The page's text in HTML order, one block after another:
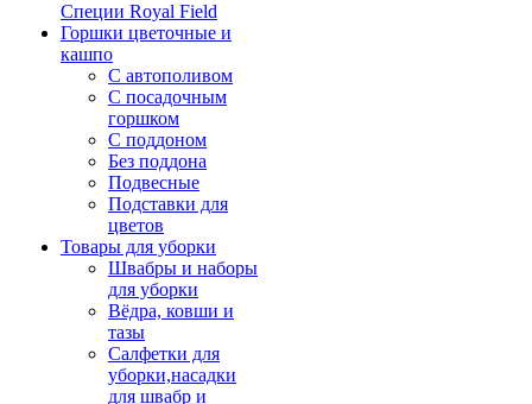
Специи Royal Field
Горшки цветочные и
кашпо
С автополивом
С посадочным
горшком
С поддоном
Без поддона
Подвесные
Подставки для
цветов
Товары для уборки
Швабры и наборы
для уборки
Вёдра, ковши и
тазы
Салфетки для
уборки,насадки
для швабр и